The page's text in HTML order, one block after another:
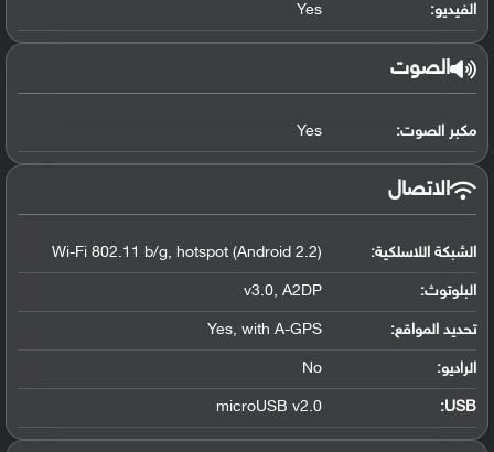
الفيديو: Yes
الصوت
مكبر الصوت: Yes
الاتصال
الشبكة اللاسلكية: Wi-Fi 802.11 b/g, hotspot (Android 2.2)
البلوتوث:
v3.0, A2DP
تحديد المواقع:
Yes, with A-GPS
الراديو: No
USB
:
microUSB v2.0